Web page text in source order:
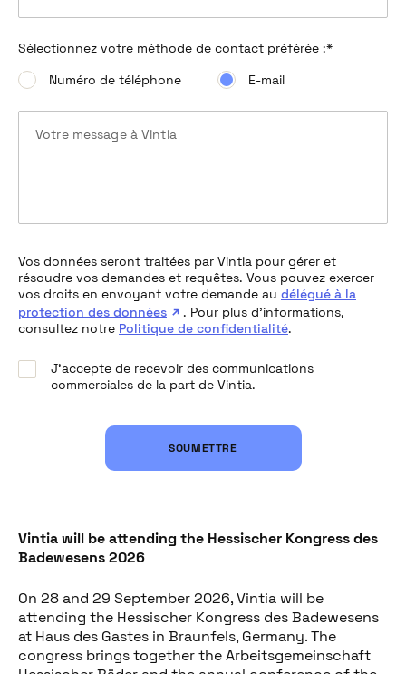
Sélectionnez votre méthode de contact préférée :*
E-mail
Numéro de téléphone
Votre message à Vintia
Vos données seront traitées par Vintia pour gérer et
résoudre vos demandes et requêtes. Vous pouvez exercer
vos droits en envoyant votre demande au délégué à la
protection des données
. Pour plus d’informations,
consultez notre Politique de confidentialité.
J’accepte de recevoir des communications
commerciales de la part de Vintia.
SOUMETTRE
Vintia will be attending the Hessischer Kongress des
Badewesens 2026
On 28 and 29 September 2026, Vintia will be
attending the Hessischer Kongress des Badewesens
at Haus des Gastes in Braunfels, Germany. The
congress brings together the Arbeitsgemeinschaft
Partager cet article